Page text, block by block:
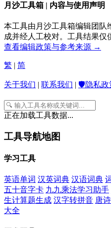
月沙工具箱 | 内容与使用声明
本工具由月沙工具箱编辑团队
成并经人工校对。工具结果仅
查看编辑政策与参考来源 →
繁 | 简
关于我们 | 联系我们 | 🛡️隐私政
正在加载工具数据...
工具导航地图
学习工具
英语单词 汉英词典 汉语词典
五十音字卡 九九乘法学习助手
生计算题生成 汉字转拼音 唐
大全